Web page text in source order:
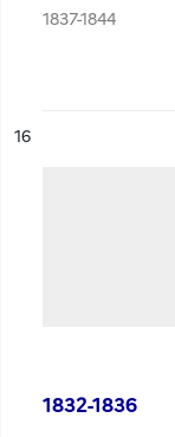
1837-1844
n°
16
1832-1836